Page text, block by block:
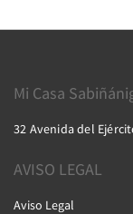
Mi Casa
32 Avenida del
AVISO LEGAL
Aviso Legal